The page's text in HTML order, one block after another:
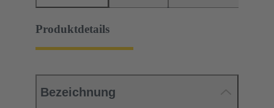
Produktdetails
Bezeichnung